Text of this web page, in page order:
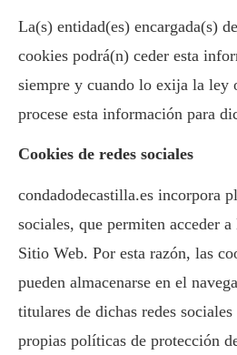
La(s) entidad(es) encargada(s)
cookies podrá(n) ceder esta
siempre y cuando lo exija la ley
procese esta información para
Cookies de redes sociales
condadodecastilla.es incorpora
sociales, que permiten acceder
Sitio Web. Por esta razón, las
pueden almacenarse en el
titulares de dichas redes
propias políticas de protección